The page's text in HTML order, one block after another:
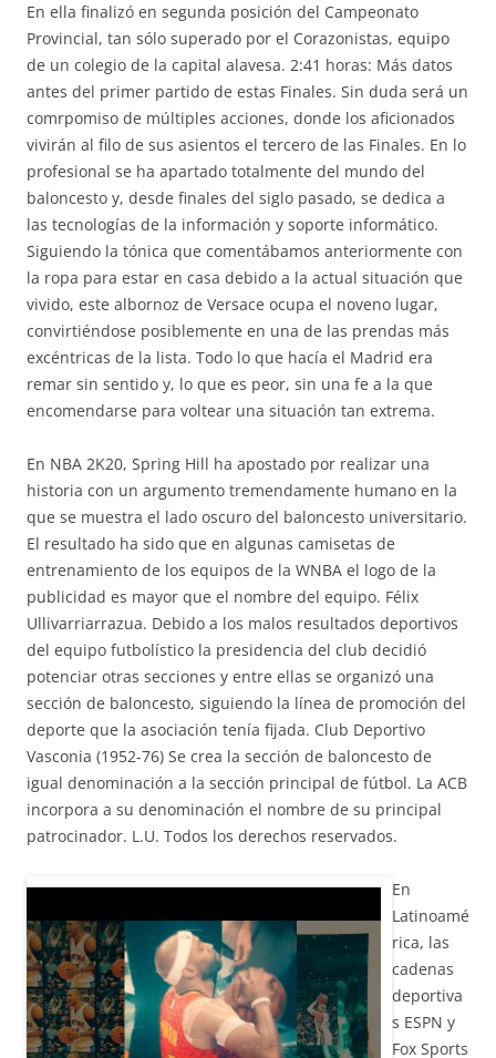
En ella finalizó en segunda posición del Campeonato
Provincial, tan sólo superado por el Corazonistas, equipo
de un colegio de la capital alavesa. 2:41 horas: Más datos
antes del primer partido de estas Finales. Sin duda será un
comrpomiso de múltiples acciones, donde los aficionados
vivirán al filo de sus asientos el tercero de las Finales. En lo
profesional se ha apartado totalmente del mundo del
baloncesto y, desde finales del siglo pasado, se dedica a
las tecnologías de la información y soporte informático.
Siguiendo la tónica que comentábamos anteriormente con
la ropa para estar en casa debido a la actual situación que
vivido, este albornoz de Versace ocupa el noveno lugar,
convirtiéndose posiblemente en una de las prendas más
excéntricas de la lista. Todo lo que hacía el Madrid era
remar sin sentido y, lo que es peor, sin una fe a la que
encomendarse para voltear una situación tan extrema.
En NBA 2K20, Spring Hill ha apostado por realizar una
historia con un argumento tremendamente humano en la
que se muestra el lado oscuro del baloncesto universitario.
El resultado ha sido que en algunas camisetas de
entrenamiento de los equipos de la WNBA el logo de la
publicidad es mayor que el nombre del equipo. Félix
Ullivarriarrazua. Debido a los malos resultados deportivos
del equipo futbolístico la presidencia del club decidió
potenciar otras secciones y entre ellas se organizó una
sección de baloncesto, siguiendo la línea de promoción del
deporte que la asociación tenía fijada. Club Deportivo
Vasconia (1952-76) Se crea la sección de baloncesto de
igual denominación a la sección principal de fútbol. La ACB
incorpora a su denominación el nombre de su principal
patrocinador. L.U. Todos los derechos reservados.
En
Latinoamé
rica, las
cadenas
deportiva
s ESPN y
Fox Sports